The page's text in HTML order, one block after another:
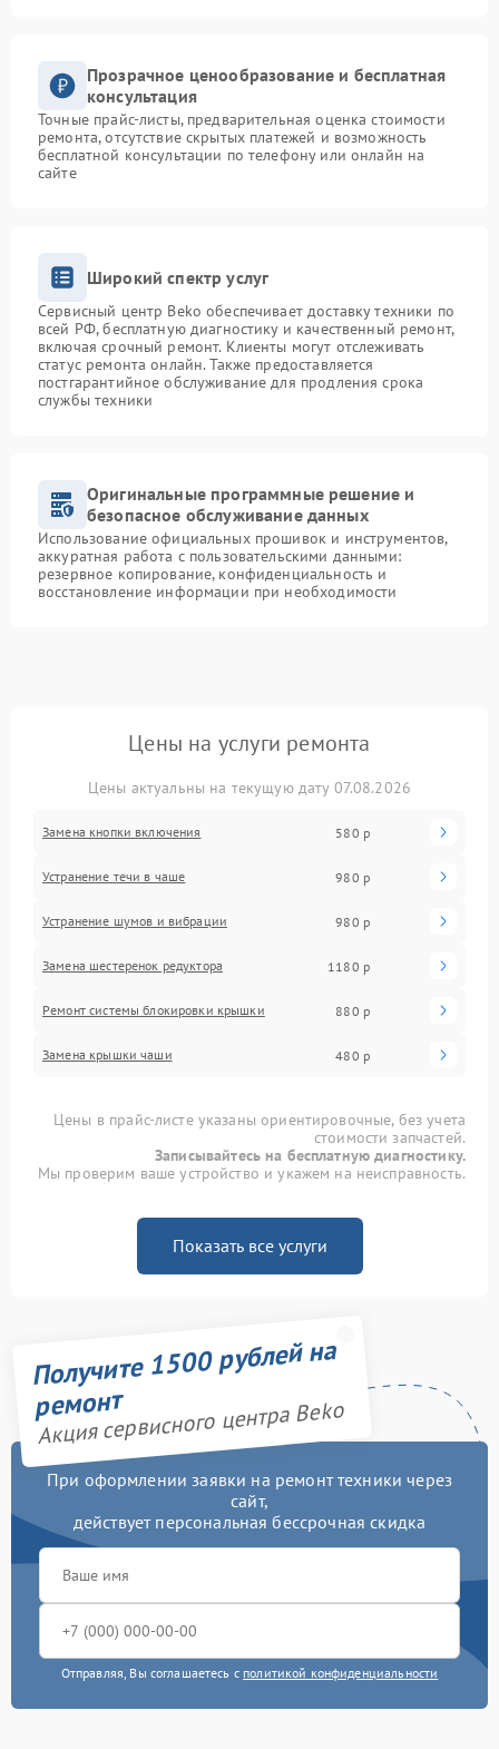
Прозрачное ценообразование и бесплатная
консультация
Точные прайс-листы, предварительная оценка стоимости
ремонта, отсутствие скрытых платежей и возможность
бесплатной консультации по телефону или онлайн на
сайте
Широкий спектр услуг
Сервисный центр Beko обеспечивает доставку техники по
всей РФ, бесплатную диагностику и качественный ремонт,
включая срочный ремонт. Клиенты могут отслеживать
статус ремонта онлайн. Также предоставляется
постгарантийное обслуживание для продления срока
службы техники
Оригинальные программные решение и
безопасное обслуживание данных
Использование официальных прошивок и инструментов,
аккуратная работа с пользовательскими данными:
резервное копирование, конфиденциальность и
восстановление информации при необходимости
Цены на услуги ремонта
Цены актуальны на текущую дату 07.08.2026
Замена кнопки включения 580 р
Устранение течи в чаше 980 р
Устранение шумов и вибрации 980 р
Замена шестеренок редуктора 1180 р
Ремонт системы блокировки крышки 880 р
Замена крышки чаши 480 р
Цены в прайс-листе указаны ориентировочные, без учета
стоимости запчастей.
Записывайтесь на бесплатную диагностику.
Мы проверим ваше устройство и укажем на неисправность.
Показать все услуги
Получите 1500 рублей на
ремонт
Акция сервисного центра Beko
При оформлении заявки на ремонт техники через
сайт,
действует персональная бессрочная скидка
Отправляя, Вы соглашаетесь с политикой конфиденциальности